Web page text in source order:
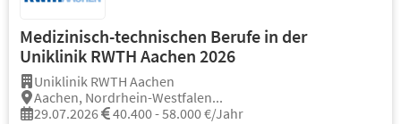
Medizinisch-technischen Berufe in der
Uniklinik RWTH Aachen 2026
Uniklinik RWTH Aachen
Aachen, Nordrhein-Westfalen...
29.07.2026
40.400 - 58.000 €/Jahr